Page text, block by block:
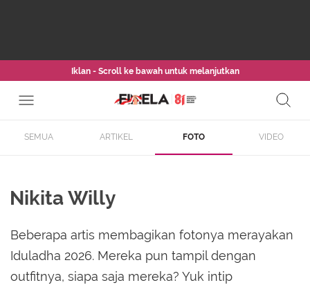
Iklan - Scroll ke bawah untuk melanjutkan
SEMUA ARTIKEL FOTO VIDEO
Nikita Willy
Beberapa artis membagikan fotonya merayakan
Iduladha 2026. Mereka pun tampil dengan
outfitnya, siapa saja mereka? Yuk intip